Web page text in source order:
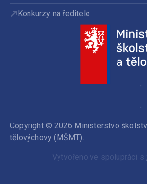
Konkurzy na ředitele
Copyright © 2026 Ministerstvo
tělovýchovy (MŠMT).
Vytvořeno ve spolupráci s